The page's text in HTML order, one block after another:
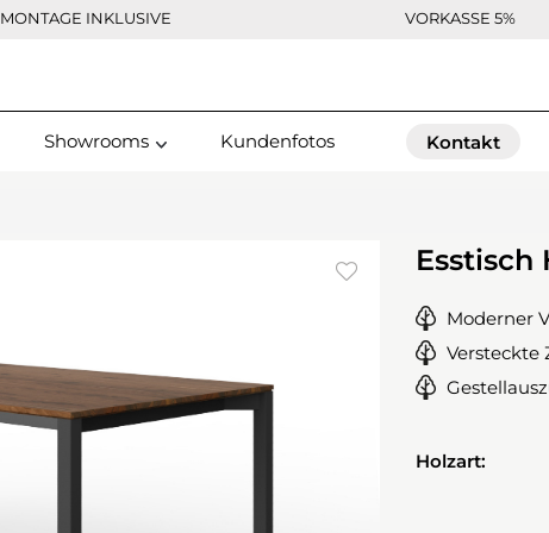
MONTAGE INKLUSIVE VORKASSE 5%
Showrooms Kundenfotos Kontakt
Esstisch
Moderner
Versteckte
Holzart: